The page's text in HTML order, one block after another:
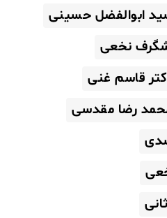
ابوالفضل حسینی
نخعی
قاسم غنی
رضا مقدسی